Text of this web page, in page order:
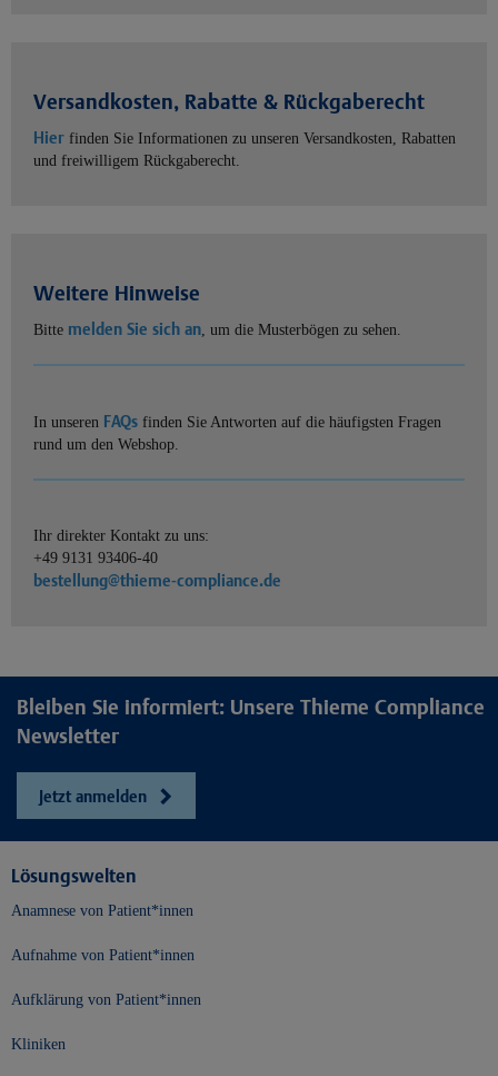
Versandkosten, Rabatte & Rückgaberecht
Hier finden Sie Informationen zu unseren Versandkosten, Rabatten
und freiwilligem Rückgaberecht.
Weitere Hinweise
Bitte melden Sie sich an, um die Musterbögen zu sehen.
In unseren FAQs finden Sie Antworten auf die häufigsten Fragen
rund um den Webshop.
Ihr direkter Kontakt zu uns:
+49 9131 93406-40
bestellung@thieme-compliance.de
Bleiben Sie informiert: Unsere Thieme Compliance
Newsletter
Jetzt anmelden
Lösungswelten
Anamnese von Patient*innen
Aufnahme von Patient*innen
Aufklärung von Patient*innen
Kliniken